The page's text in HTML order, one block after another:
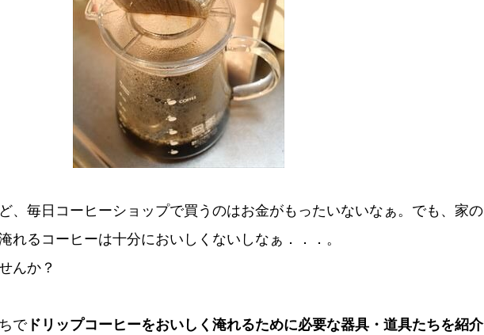
、毎日コーヒーショップで買うのはお金がもったいないなぁ。でも、家の
れるコーヒーは十分においしくないしなぁ．．．。
んか？
でドリップコーヒーをおいしく淹れるために必要な器具・道具たちを紹介